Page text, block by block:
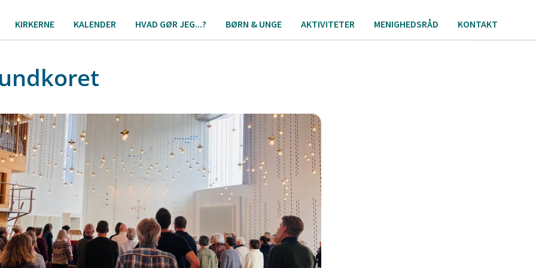
KIRKERNE KALENDER HVAD GØR JEG...? BØRN & UNGE AKTIVITETER MENIGHEDSRÅD KONTAKT